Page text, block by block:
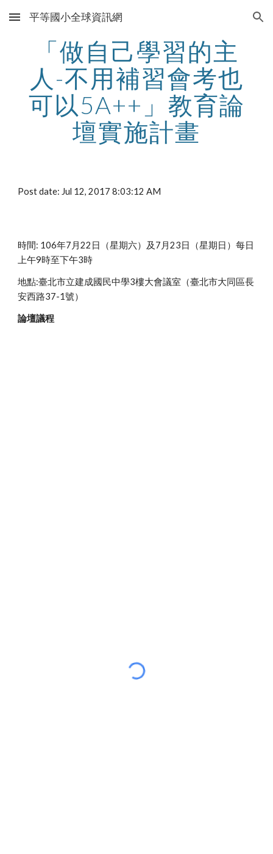
Skip to main content Skip to navigation
平等國小全球資訊網
「做自己學習的主
人-不用補習會考也
可以5A++」教育論
壇實施計畫
Post date: Jul 12, 2017 8:03:12 AM
時間: 106年7月22日（星期六）及7月23日（星期日）每日
上午9時至下午3時
地點:臺北市立建成國民中學3樓大會議室（臺北市大同區長
安西路37-1號）
論壇議程